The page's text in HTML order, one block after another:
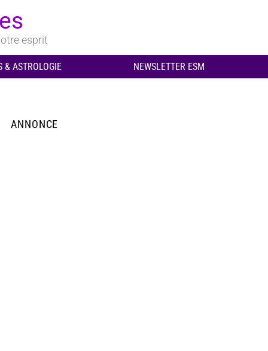
esprit
& ASTROLOGIE NEWSLETTER ESM
ANNONCE